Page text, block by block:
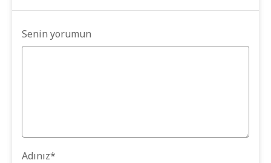
Senin yorumun
Adınız*